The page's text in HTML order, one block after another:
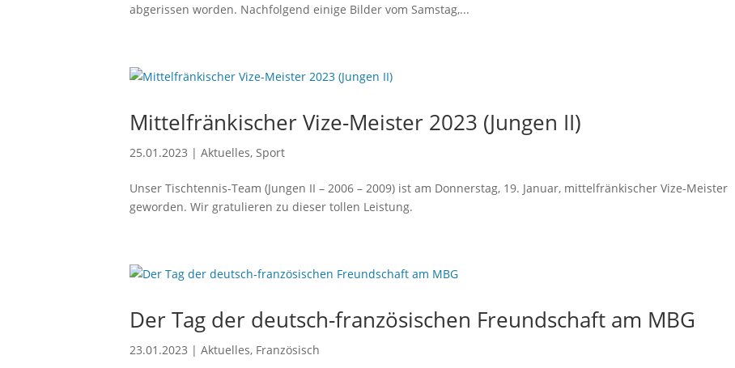
abgerissen worden. Nachfolgend einige Bilder vom Samstag,...
Mittelfränkischer Vize-Meister 2023 (Jungen II)
25.01.2023 | Aktuelles, Sport
Unser Tischtennis-Team (Jungen II – 2006 – 2009) ist am Donnerstag, 19. Januar, mittelfränkischer Vize-Meister
geworden. Wir gratulieren zu dieser tollen Leistung.
Der Tag der deutsch-französischen Freundschaft am MBG
23.01.2023 | Aktuelles, Französisch